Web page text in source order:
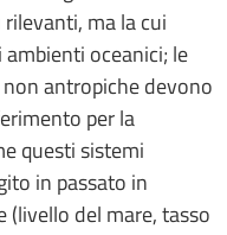
ma la cui
oceanici; le
antropiche devono
per la
questi sistemi
in passato in
(livello del mare, tasso